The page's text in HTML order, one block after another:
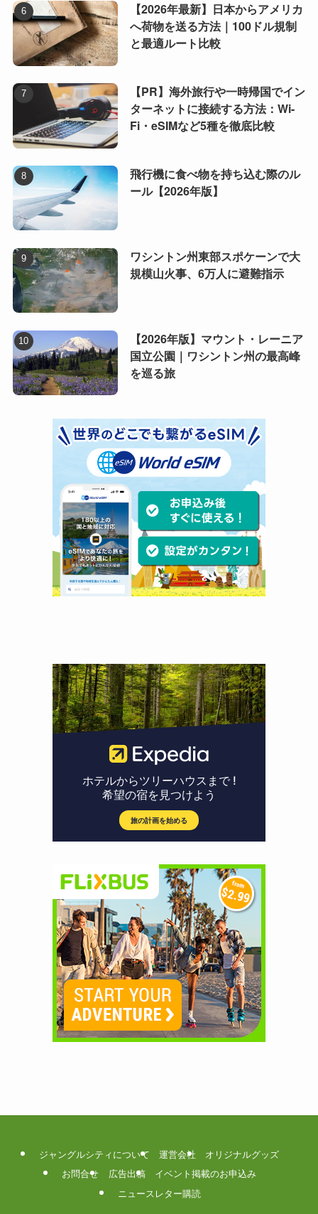
【2026年最新】日本からアメリカ
へ荷物を送る方法｜100ドル規制
と最適ルート比較
【PR】海外旅行や一時帰国でイン
ターネットに接続する方法：Wi-
Fi・eSIMなど5種を徹底比較
飛行機に食べ物を持ち込む際のル
ール【2026年版】
ワシントン州東部スポケーンで大
規模山火事、6万人に避難指示
【2026年版】マウント・レーニア
国立公園｜ワシントン州の最高峰
を巡る旅
ジャングルシティについて 運営会社
オリジナルグッズ
お問合せ
広告出稿
イベント掲載のお申込み
ニュースレター購読